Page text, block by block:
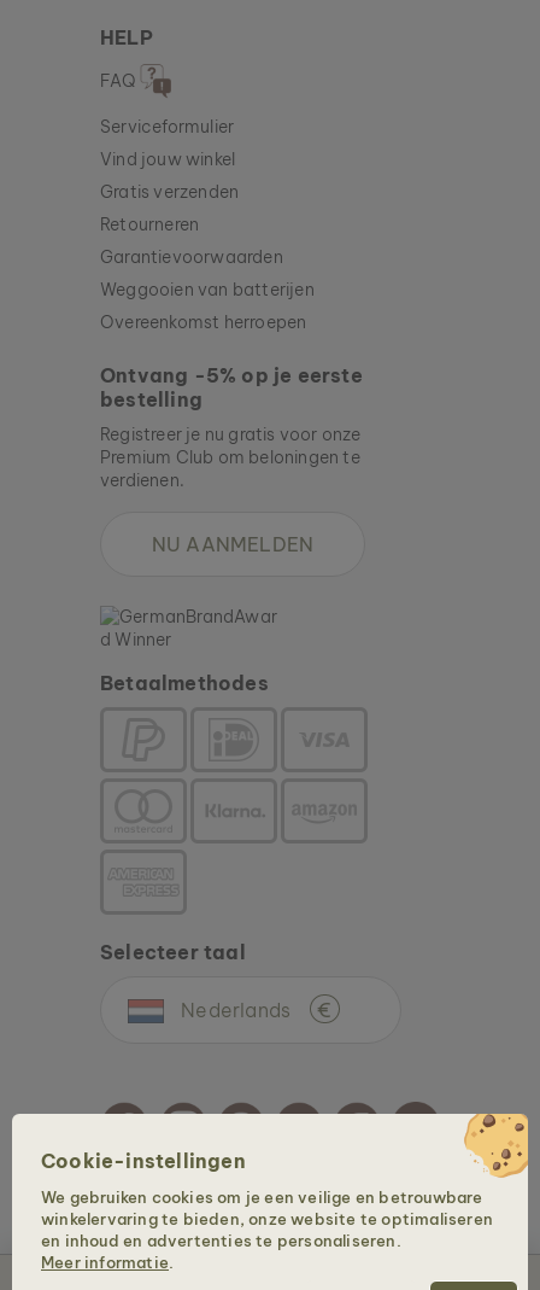
Cookie-instellingen
We gebruiken cookies om je een veilige en betrouwbare
winkelervaring te bieden, onze website te optimaliseren
en inhoud en advertenties te personaliseren.
Meer informatie
HELP
FAQ
Serviceformulier
Vind jouw winkel
Gratis verzenden
Retourneren
Garantievoorwaarden
Weggooien van batterijen
Overeenkomst herroepen
Ontvang -5% op je eerste
bestelling
Registreer je nu gratis voor onze
Premium Club om beloningen te
verdienen.
NU AANMELDEN
Betaalmethodes
Selecteer taal
Nederlands €
Auteursrechten @ 2026 Holzkern - een merkt van Time for Nature GmbH. Alle
rechten voorbehouden.